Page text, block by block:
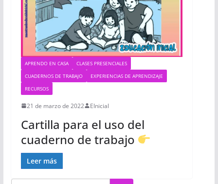
APRENDO EN CASA
CLASES PRESENCIALES
CUADERNOS DE TRABAJO
EXPERIENCIAS DE APRENDIZAJE
RECURSOS
21 de marzo de 2022 EInicial
Cartilla para el uso del
cuaderno de trabajo
Leer más